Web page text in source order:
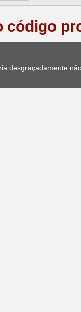
código
desgraçadamente